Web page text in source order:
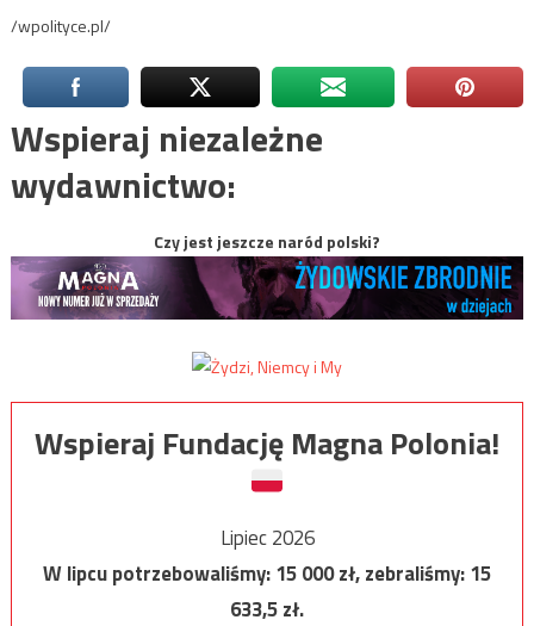
/wpolityce.pl/
Wspieraj niezależne
wydawnictwo:
Czy jest jeszcze naród polski?
Wspieraj Fundację Magna Polonia!
Lipiec 2026
W lipcu potrzebowaliśmy:15 000zł, zebraliśmy:15
633,5zł.